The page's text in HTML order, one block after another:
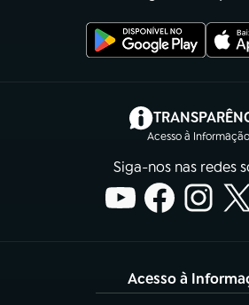
Acesso à Informação
(abre
Siga-nos nas redes
Acesso à